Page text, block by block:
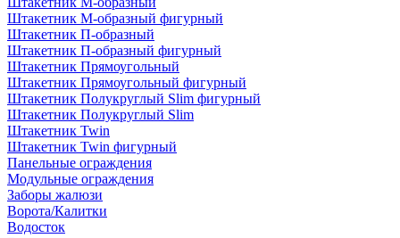
Штакетник М-образный фигурный
Штакетник П-образный
Штакетник П-образный фигурный
Штакетник Прямоугольный
Штакетник Прямоугольный фигурный
Штакетник Полукруглый Slim фигурный
Штакетник Полукруглый Slim
Штакетник Twin
Штакетник Twin фигурный
Панельные ограждения
Модульные ограждения
Заборы жалюзи
Ворота/Калитки
Водосток